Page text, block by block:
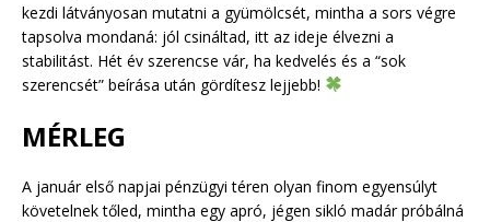
kezdi látványosan mutatni a gyümölcsét, mintha a sors végre
tapsolva mondaná: jól csináltad, itt az ideje élvezni a
stabilitást. Hét év szerencse vár, ha kedvelés és a “sok
szerencsét” beírása után gördítesz lejjebb!
MÉRLEG
A január első napjai pénzügyi téren olyan finom egyensúlyt
követelnek tőled, mintha egy apró, jégen sikló madár próbálná